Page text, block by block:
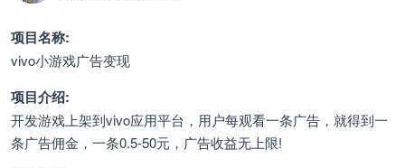
项目名称:
vivo小游戏广告变现
项目介绍:
开发游戏上架到vivo应用平台，用户每观看一条广告，就得到一
条广告佣金，一条0.5-50元，广告收益无上限!